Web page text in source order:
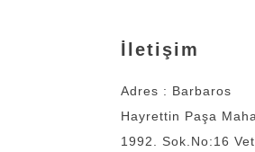
İletişim
Adres : Barbaros
Hayrettin Paşa
1992. Sok.No:16